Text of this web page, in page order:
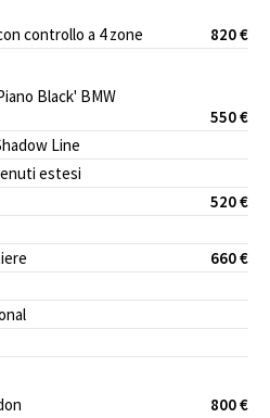
controllo a 4 zone
820 €
Black' BMW
550 €
Line
estesi
520 €
660 €
800 €